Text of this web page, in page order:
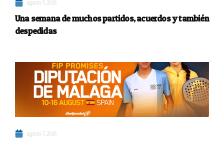
agosto 7, 2026
Una semana de muchos partidos, acuerdos y también
despedidas
agosto 7, 2026